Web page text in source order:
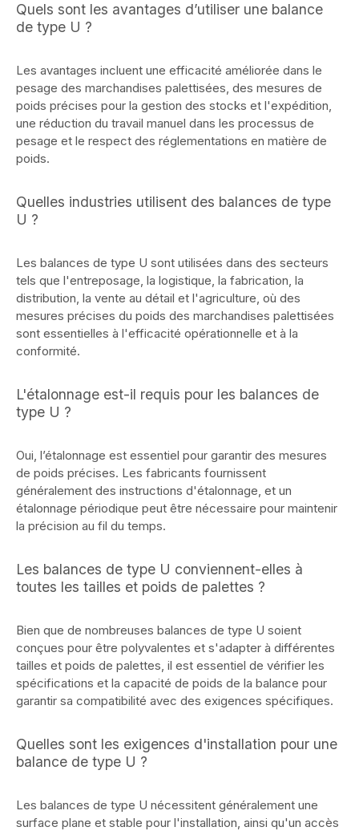
Quels sont les avantages d’utiliser une balance
de type U ?
Les avantages incluent une efficacité améliorée dans le
pesage des marchandises palettisées, des mesures de
poids précises pour la gestion des stocks et l'expédition,
une réduction du travail manuel dans les processus de
pesage et le respect des réglementations en matière de
poids.
Quelles industries utilisent des balances de type
U ?
Les balances de type U sont utilisées dans des secteurs
tels que l'entreposage, la logistique, la fabrication, la
distribution, la vente au détail et l'agriculture, où des
mesures précises du poids des marchandises palettisées
sont essentielles à l'efficacité opérationnelle et à la
conformité.
L'étalonnage est-il requis pour les balances de
type U ?
Oui, l’étalonnage est essentiel pour garantir des mesures
de poids précises. Les fabricants fournissent
généralement des instructions d'étalonnage, et un
étalonnage périodique peut être nécessaire pour maintenir
la précision au fil du temps.
Les balances de type U conviennent-elles à
toutes les tailles et poids de palettes ?
Bien que de nombreuses balances de type U soient
conçues pour être polyvalentes et s'adapter à différentes
tailles et poids de palettes, il est essentiel de vérifier les
spécifications et la capacité de poids de la balance pour
garantir sa compatibilité avec des exigences spécifiques.
Quelles sont les exigences d'installation pour une
balance de type U ?
Les balances de type U nécessitent généralement une
surface plane et stable pour l'installation, ainsi qu'un accès